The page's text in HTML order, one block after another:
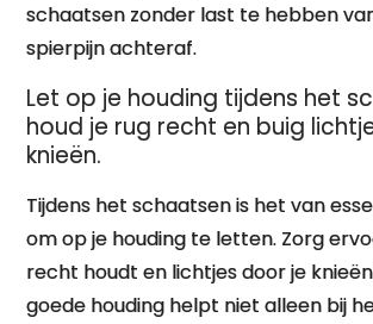
schaatsen zonder last te hebben
spierpijn achteraf.
Let op je houding tijdens het
houd je rug recht en buig
knieën.
Tijdens het schaatsen is het van
om op je houding te letten. Zorg
recht houdt en lichtjes door je
goede houding helpt niet alleen bij